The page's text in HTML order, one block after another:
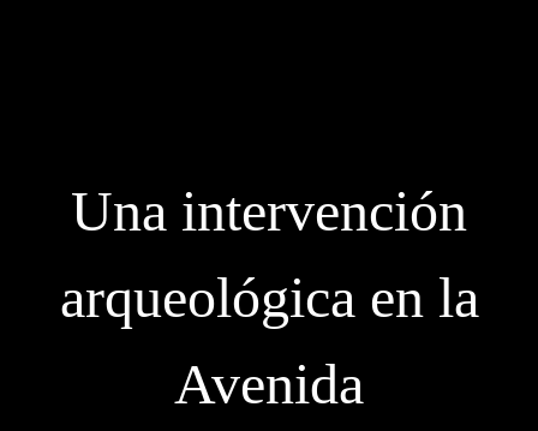
Una intervención
arqueológica en la
Avenida